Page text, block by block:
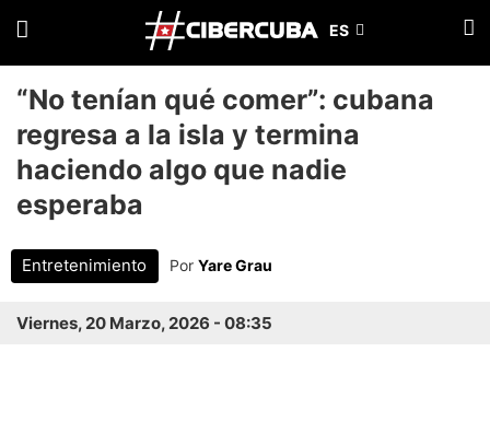
“No tenían qué comer”: cubana
regresa a la isla y termina
haciendo algo que nadie
esperaba
Entretenimiento Por Yare Grau
Viernes, 20 Marzo, 2026 - 08:35